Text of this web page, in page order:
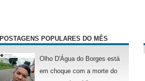
POSTAGENS POPULARES DO MÊS
Olho D'Água do Borges está
em choque com a morte do